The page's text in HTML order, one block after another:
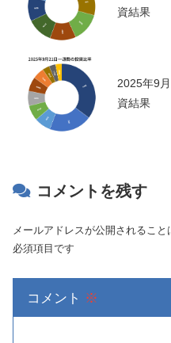
資結果
2025年9
資結果
コメントを残す
メールアドレスが公開されること
必須項目です
コメント ※